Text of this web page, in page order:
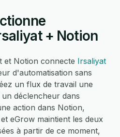
+ Notion
et Notion connecte Irsaliyat
d'automatisation sans
un flux de travail une
déclencheur dans
action dans Notion,
eGrow maintient les deux
à partir de ce moment,